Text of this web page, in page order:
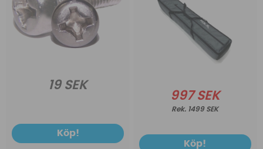
19 SEK
Köp!
997 SEK
1499 SEK
Köp!